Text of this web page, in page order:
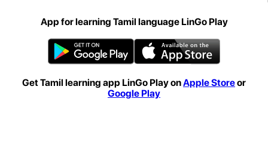
App for learning Tamil language LinGo Play
Get Tamil learning app LinGo Play onApple Storeor
Google Play